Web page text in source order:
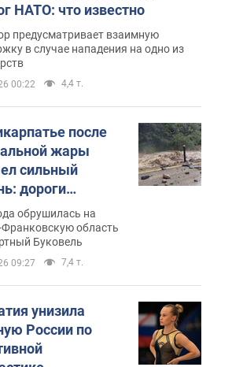
НАТО: что известно
предусматривает взаимную
в случае нападения на одно из
00:22 4,4 т.
после
жары
сильный
дороги
в реки.
обрушилась на
область
Буковель
09:27 7,4 т.
унизила
России по